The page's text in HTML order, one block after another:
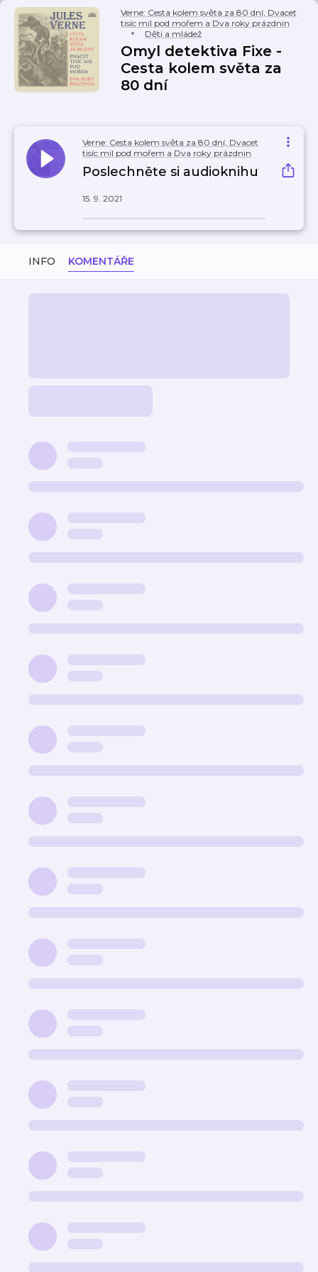
Verne: Cesta kolem světa za 80 dní, Dvacet
tisíc mil pod mořem a Dva roky prázdnin
Děti a mládež
Omyl detektiva Fixe -
Cesta kolem světa za
80 dní
Verne: Cesta kolem světa za 80 dní, Dvacet
tisíc mil pod mořem a Dva roky prázdnin
Poslechněte si audioknihu
15. 9. 2021
INFO KOMENTÁŘE